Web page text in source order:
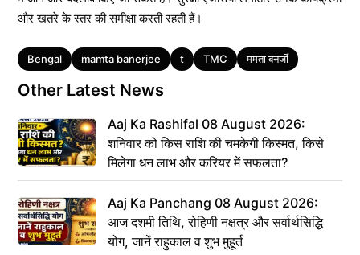
और खतरे के स्तर की समीक्षा करती रहती हैं।
Tags
Bengal mamta banerjee t TMC ममता बनर्जी
Other Latest News
Aaj Ka Rashifal 08 August 2026:
शनिवार को किस राशि की चमकेगी किस्मत, किसे
मिलेगा धन लाभ और करियर में सफलता?
Aaj Ka Panchang 08 August 2026:
आज दशमी तिथि, रोहिणी नक्षत्र और सर्वार्थसिद्धि
योग, जानें राहुकाल व शुभ मुहूर्त